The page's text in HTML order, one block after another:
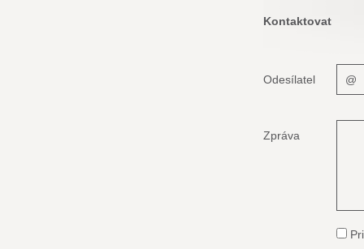
Kontaktovat
Odesílatel
Zpráva